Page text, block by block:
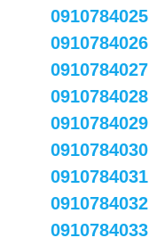
0910784025
0910784026
0910784027
0910784028
0910784029
0910784030
0910784031
0910784032
0910784033